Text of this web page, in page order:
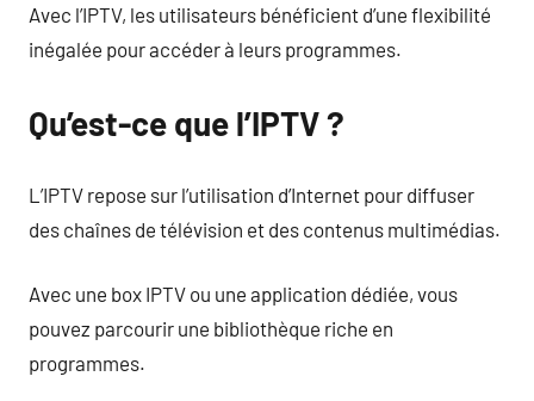
Avec l’IPTV, les utilisateurs bénéficient d’une flexibilité
inégalée pour accéder à leurs programmes.
Qu’est-ce que l’IPTV ?
L’IPTV repose sur l’utilisation d’Internet pour diffuser
des chaînes de télévision et des contenus multimédias.
Avec une box IPTV ou une application dédiée, vous
pouvez parcourir une bibliothèque riche en
programmes.